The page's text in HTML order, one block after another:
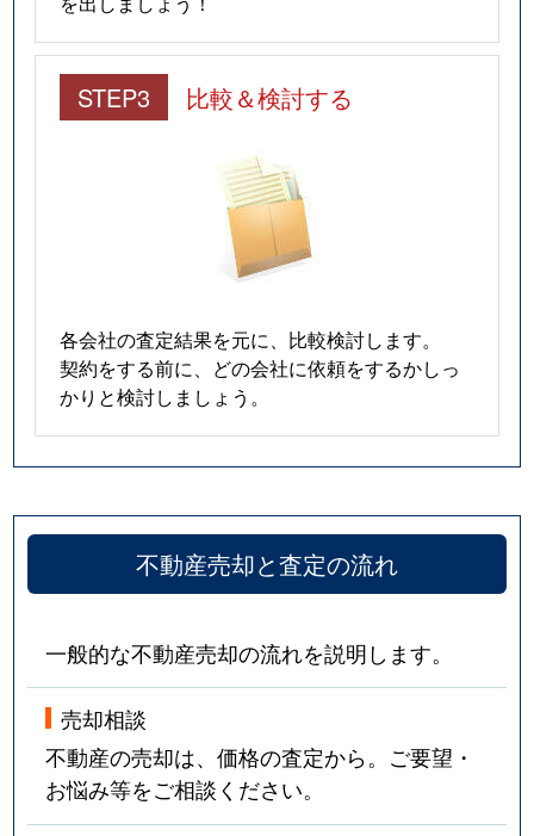
STEP3 比較＆検討する
各会社の査定結果を元に、比較検討します。
契約をする前に、どの会社に依頼をするかしっ
かりと検討しましょう。
不動産売却と査定の流れ
一般的な不動産売却の流れを説明します。
売却相談
不動産の売却は、価格の査定から。ご要望・
お悩み等をご相談ください。